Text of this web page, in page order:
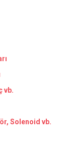
vb.
Solenoid vb.